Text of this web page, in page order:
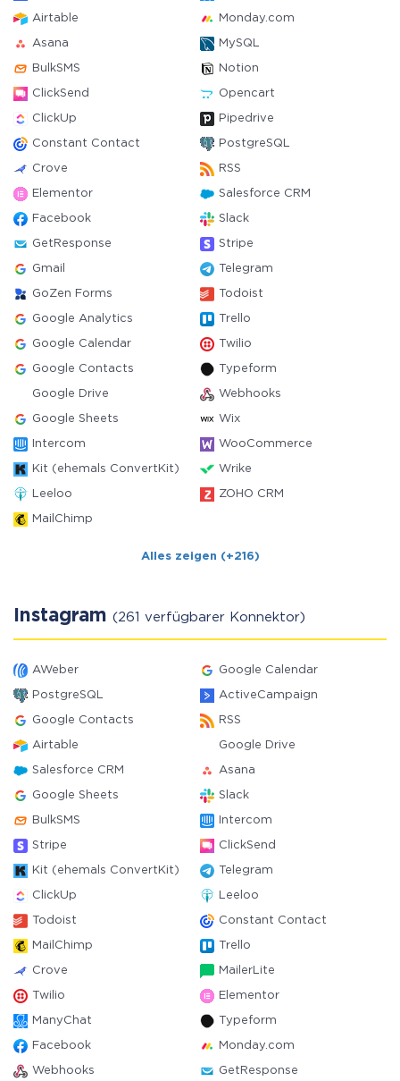
Airtable Monday.com
Asana MySQL
BulkSMS Notion
ClickSend Opencart
ClickUp Pipedrive
Constant Contact PostgreSQL
Crove RSS
Elementor Salesforce CRM
Facebook Slack
GetResponse Stripe
Gmail Telegram
GoZen Forms Todoist
Google Analytics Trello
Google Calendar Twilio
Google Contacts Typeform
Google Drive Webhooks
Google Sheets Wix
Intercom WooCommerce
Kit (ehemals ConvertKit) Wrike
Leeloo ZOHO CRM
MailChimp
Alles zeigen (+216)
Instagram (261 verfügbarer Konnektor)
AWeber Google Calendar
PostgreSQL ActiveCampaign
Google Contacts RSS
Airtable Google Drive
Salesforce CRM Asana
Google Sheets Slack
BulkSMS Intercom
Stripe ClickSend
Kit (ehemals ConvertKit) Telegram
ClickUp Leeloo
Todoist Constant Contact
MailChimp Trello
Crove MailerLite
Twilio Elementor
ManyChat Typeform
Facebook Monday.com
Webhooks GetResponse